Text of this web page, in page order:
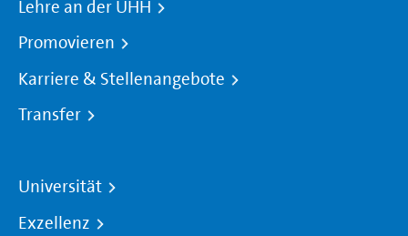
Lehre an der UHH
Promovieren
Karriere & Stellenangebote
Transfer
Universität
Exzellenz